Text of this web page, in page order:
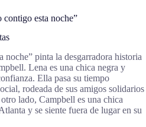
contigo esta noche”
noche” pinta la desgarradora historia
Lena es una chica negra y
Ella pasa su tiempo
rodeada de sus amigos solidarios
lado, Campbell es una chica
y se siente fuera de lugar en su